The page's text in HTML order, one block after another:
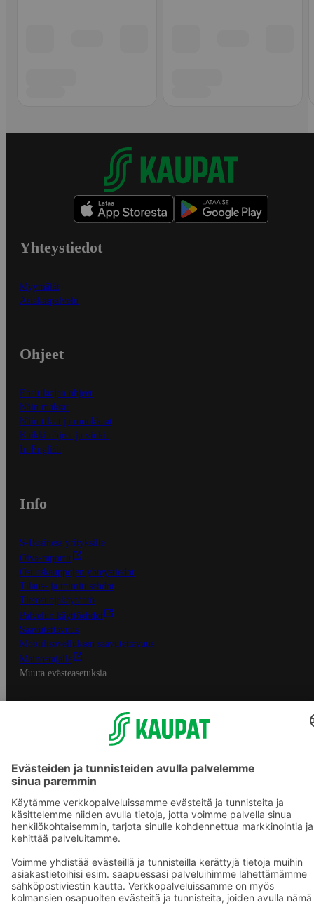
Yhteystiedot
Myymälät
Asiakaspalvelu
Ohjeet
Ensitilaajan ohjeet
Näin maksat
Näin tilaat ja muokkaat
Kaikki ohjeet ja vinkit
In English
Info
S-Business yrityksille
Oiva-raportit
Osuuskauppojen yhteystiedot
Tilaus- ja toimitusehdot
Tietosuojakäytäntö
Palvelun käyttöehdot
Saavutettavuus
Mobiilisovelluksen saavutettavuus
Mainostajalle
Muuta evästeasetuksia
S-ryhmän palvelut
S-ryhmä
Asiakasomistajuus
Yhteishyvä Ruoka -sovellus
S-ostoslista -sovellus
Prisma.fi
Sokos.fi
S-Pankki
Yhteishyvä
Sokos Hotels